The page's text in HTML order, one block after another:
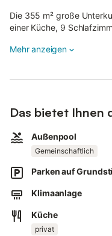
Die 355 m² große
einer Küche, 9
Außerdem steht eine
Ein Babybett und ein
Dieses Ferienhaus bietet
darunter eine offene
Balkon und einen Grill.
Genießen Sie während
Öffentliche
Ein Parkplatz ist auf
Mehr anzeigen
Das bietet Ihnen
Außenpool
Gemeinschaftlich
Parken auf
Klimaanlage
Küche
privat